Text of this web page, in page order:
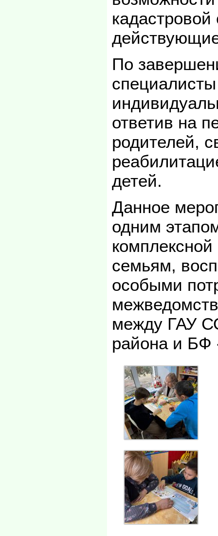
По
ответив на
родителей,
детей.
Данное
одним
семьям,
особыми
между ГАУ
района и БФ